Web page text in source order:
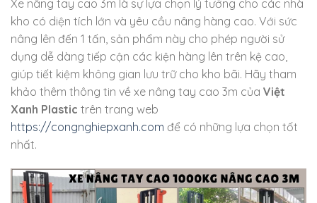
Xe nâng tay cao 3m là sự lựa chọn lý tưởng cho các nhà
kho có diện tích lớn và yêu cầu nâng hàng cao. Với sức
nâng lên đến 1 tấn, sản phẩm này cho phép người sử
dụng dễ dàng tiếp cận các kiện hàng lên trên kệ cao,
giúp tiết kiệm không gian lưu trữ cho kho bãi. Hãy tham
khảo thêm thông tin về xe nâng tay cao 3m của Việt
Xanh Plastic trên trang web
https://congnghiepxanh.com để có những lựa chọn tốt
nhất.